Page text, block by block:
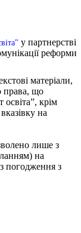
у партнерстві
реформи
матеріали,
права, що
крім
на
лише з
на
погодження з